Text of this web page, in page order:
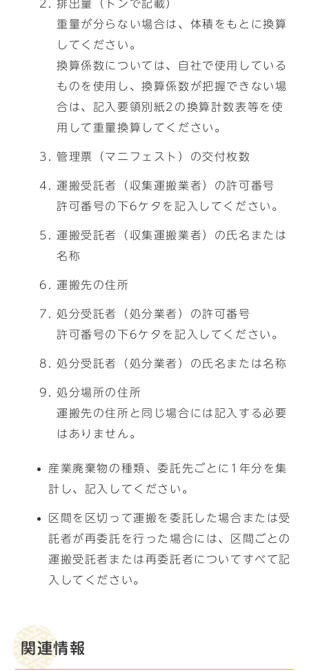
排出量（トンで記載）
重量が分らない場合は、体積をもとに換算
してください。
換算係数については、自社で使用している
ものを使用し、換算係数が把握できない場
合は、記入要領別紙2の換算計数表等を使
用して重量換算してください。
管理票（マニフェスト）の交付枚数
運搬受託者（収集運搬業者）の許可番号
許可番号の下6ケタを記入してください。
運搬受託者（収集運搬業者）の氏名または
名称
運搬先の住所
処分受託者（処分業者）の許可番号
許可番号の下6ケタを記入してください。
処分受託者（処分業者）の氏名または名称
処分場所の住所
運搬先の住所と同じ場合には記入する必要
はありません。
産業廃棄物の種類、委託先ごとに1年分を集
計し、記入してください。
区間を区切って運搬を委託した場合または受
託者が再委託を行った場合には、区間ごとの
運搬受託者または再委託者についてすべて記
入してください。
関連情報